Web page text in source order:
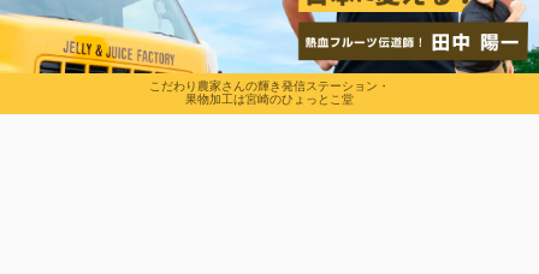
こだわり農家さんの輝き発信ステーション・
果物加工は宮崎のひょっとこ堂